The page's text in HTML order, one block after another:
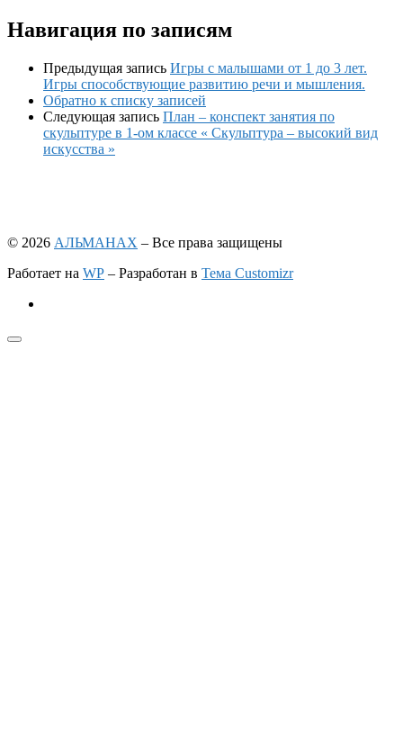
Навигация по записям
Предыдущая запись Игры с малышами от 1 до 3 лет.
Игры способствующие развитию речи и мышления.
Обратно к списку записей
Следующая запись План – конспект занятия по
скульптуре в 1-ом классе « Скульптура – высокий вид
искусства »
© 2026 АЛЬМАНАХ – Все права защищены
Работает на WP – Разработан в Тема Customizr